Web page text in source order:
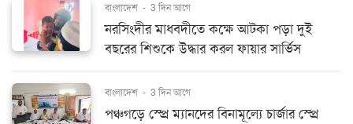
বাংলাদেশ - 3 দিন আগে
নরসিংদীর মাধবদীতে কক্ষে আটকা পড়া দুই
বছরের শিশুকে উদ্ধার করল ফায়ার সার্ভিস
বাংলাদেশ - 3 দিন আগে
পঞ্চগড়ে স্প্রে ম্যানদের বিনামূল্যে চার্জার স্প্রে